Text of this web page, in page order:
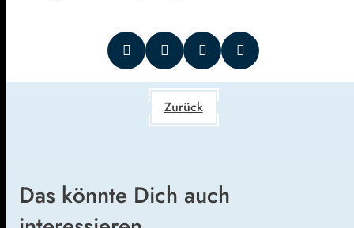
Zurück
Das könnte Dich auch